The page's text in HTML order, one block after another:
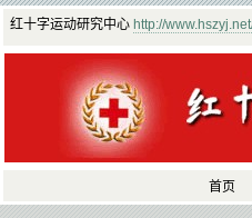
红十字运动研究中心 http://
首页